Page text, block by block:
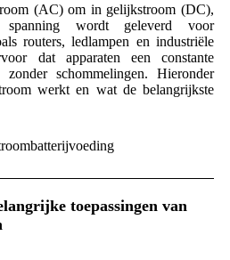
(AC) om in gelijkstroom (DC),
spanning wordt geleverd voor
routers, ledlampen en industriële
dat apparaten een constante
schommelingen. Hieronder
werkt en wat de belangrijkste
toepassingen van